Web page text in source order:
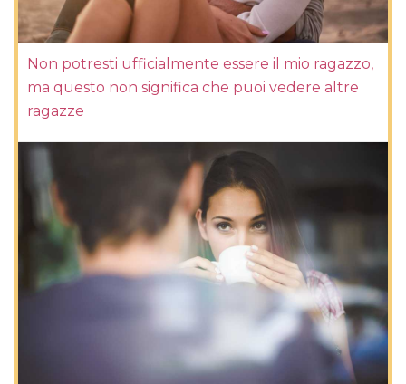
Non potresti ufficialmente essere il mio ragazzo,
ma questo non significa che puoi vedere altre
ragazze